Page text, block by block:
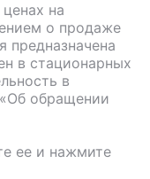
на
о продаже
предназначена
в стационарных
в
обращении
ее и нажмите